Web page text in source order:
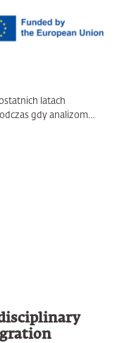
latach
gdy analizom…